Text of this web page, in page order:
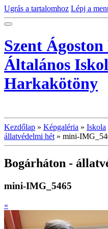
Ugrás a tartalomhoz Lépj a
Szent
Általános
Harkakötöny
Kezdőlap » Képgaléria » Iskola
állatvédelmi hét » mini-
Bogárháton -
mini-IMG_5465
«